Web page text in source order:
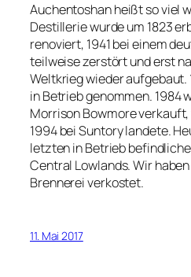
Auchentoshan heißt so viel
Destillerie wurde um 1823
renoviert, 1941 bei einem
teilweise zerstört und erst
Weltkrieg wieder aufgebaut.
in Betrieb genommen. 1984
Morrison Bowmore
1994 bei Suntory landete.
letzten in Betrieb
Central Lowlands. Wir
Brennerei verkostet.
11. Mai 2017